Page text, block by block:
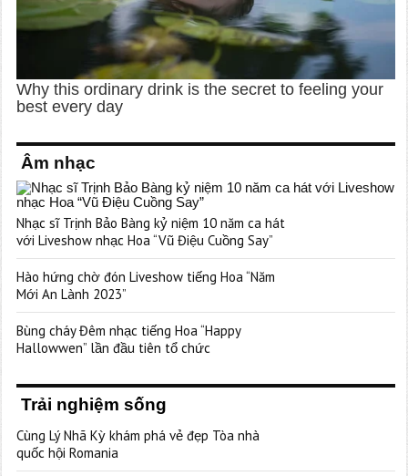
Âm nhạc
Nhạc sĩ Trịnh Bảo Bàng kỷ niệm 10 năm ca hát
với Liveshow nhạc Hoa “Vũ Điệu Cuồng Say”
Hào hứng chờ đón Liveshow tiếng Hoa “Năm
Mới An Lành 2023”
Bùng cháy Đêm nhạc tiếng Hoa “Happy
Hallowwen” lần đầu tiên tổ chức
Trải nghiệm sống
Cùng Lý Nhã Kỳ khám phá vẻ đẹp Tòa nhà
quốc hội Romania